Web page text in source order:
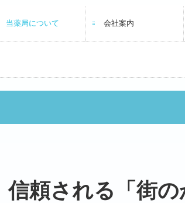
当薬局について 会社案内
信頼される「街